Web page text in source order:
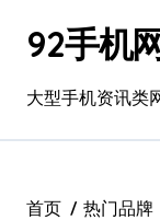
92手机网
大型手机资讯类
首页 热门品牌